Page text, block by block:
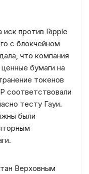
иск против Ripple
с блокчейном
что компания
бумаги на
токенов
соответствовали
тесту Гауи.
были
Верховным